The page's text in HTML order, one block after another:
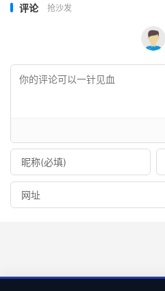
评论 抢沙发